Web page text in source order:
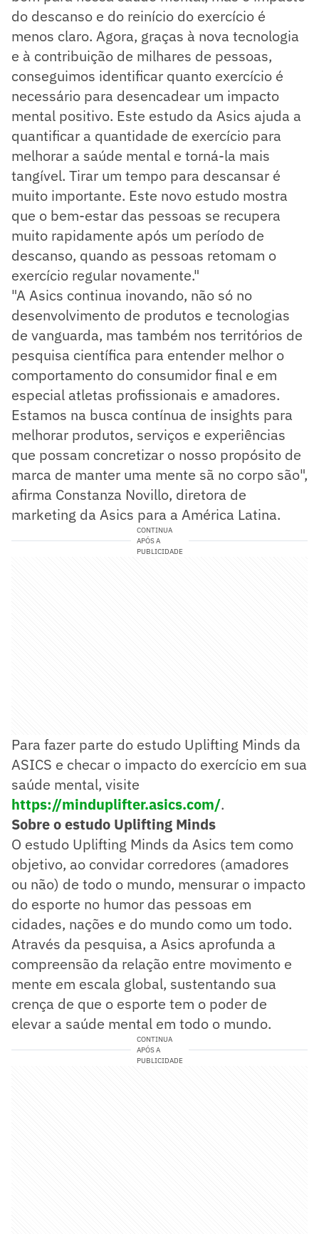
do descanso e do reinício do exercício é
menos claro. Agora, graças à nova tecnologia
e à contribuição de milhares de pessoas,
conseguimos identificar quanto exercício é
necessário para desencadear um impacto
mental positivo. Este estudo da Asics ajuda a
quantificar a quantidade de exercício para
melhorar a saúde mental e torná-la mais
tangível. Tirar um tempo para descansar é
muito importante. Este novo estudo mostra
que o bem-estar das pessoas se recupera
muito rapidamente após um período de
descanso, quando as pessoas retomam o
exercício regular novamente."
"A Asics continua inovando, não só no
desenvolvimento de produtos e tecnologias
de vanguarda, mas também nos territórios de
pesquisa científica para entender melhor o
comportamento do consumidor final e em
especial atletas profissionais e amadores.
Estamos na busca contínua de insights para
melhorar produtos, serviços e experiências
que possam concretizar o nosso propósito de
marca de manter uma mente sã no corpo são",
afirma Constanza Novillo, diretora de
marketing da Asics para a América Latina.
CONTINUA
APÓS A
PUBLICIDADE
Para fazer parte do estudo Uplifting Minds da
ASICS e checar o impacto do exercício em sua
saúde mental, visite
https://minduplifter.asics.com/.
Sobre o estudo Uplifting Minds
O estudo Uplifting Minds da Asics tem como
objetivo, ao convidar corredores (amadores
ou não) de todo o mundo, mensurar o impacto
do esporte no humor das pessoas em
cidades, nações e do mundo como um todo.
Através da pesquisa, a Asics aprofunda a
compreensão da relação entre movimento e
mente em escala global, sustentando sua
crença de que o esporte tem o poder de
elevar a saúde mental em todo o mundo.
CONTINUA
APÓS A
PUBLICIDADE